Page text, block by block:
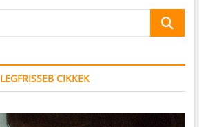
keresés
LEGFRISSEB CIKKEK